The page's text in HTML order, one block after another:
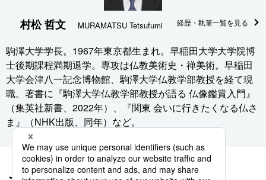
村松 哲文 MURAMATSU Tetsufumi 経歴・執筆一覧を見る
駒澤大学学長。1967年東京都生まれ。早稲田大学大学院博
士後期課程満期退学。専攻は仏教美術史・禅美術。早稲田
大学会津八一記念博物館、駒澤大学仏教学部教授を経て現
職。著書に『駒澤大学仏教学部教授が語る 仏像鑑賞入門』
（集英社新書、2022年）、『関東 会いに行きたくなる仏さ
ま』（NHK出版、同年）など。